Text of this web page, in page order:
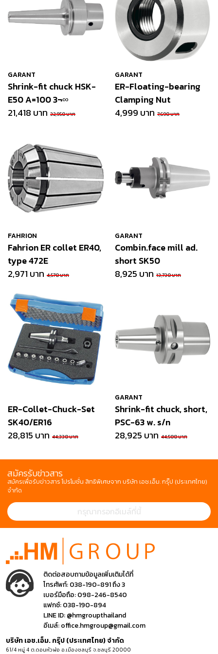
GARANT
Shrink-fit chuck HSK-
E50 A=100 3¬∞
21,418 บาท 32,950 บาท
GARANT
ER-Floating-bearing
Clamping Nut
4,999 บาท 7,690 บาท
FAHRION
Fahrion ER collet ER40,
type 472E
2,971 บาท 4,570 บาท
GARANT
Combin.face mill ad.
short SK50
8,925 บาท 13,730 บาท
ER-Collet-Chuck-Set
SK40/ER16
28,815 บาท 44,330 บาท
GARANT
Shrink-fit chuck, short,
PSC-63 w. s/n
28,925 บาท 44,500 บาท
สมัครรับข่าวสาร
สมัครเพื่อรับข่าวสาร โปรโมชั่น สิทธิพิเศษจาก บริษัท เอช.เอ็ม. กรุ๊ป (ประเทศไทย)
จำกัด
ติดต่อสอบถามข้อมูลเพิ่มเติมได้ที่
โทรศัพท์:038-190-891 ถึง 3
เบอร์มือถือ:098-246-8540
แฟกซ์:038-190-894
LINE ID:@hmgroupthailand
อีเมล์:office.hmgroup@gmail.com
บริษัท เอช.เอ็ม. กรุ๊ป (ประเทศไทย) จำกัด
61/4 หมู่ 4 ต.ดอนหัวฬ่อ อ.เมืองชลบุรี จ.ชลบุรี 20000